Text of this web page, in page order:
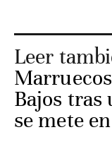
Leer
Bajos
se mete